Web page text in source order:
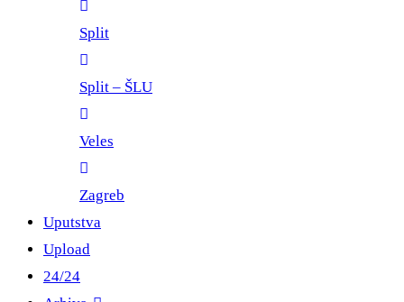
Split
Split – ŠLU
Veles
Zagreb
Uputstva
Upload
24/24